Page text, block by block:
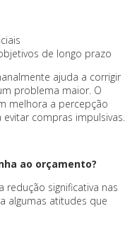
de longo prazo
ajuda a corrigir
problema maior. O
melhora a percepção
compras impulsivas.
ao orçamento?
redução significativa nas
algumas atitudes que